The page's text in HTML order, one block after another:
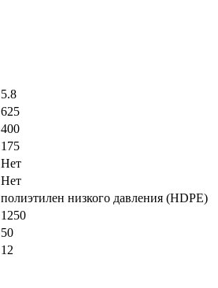
5.8
625
400
175
Нет
Нет
полиэтилен низкого давления (HDPE)
1250
50
12